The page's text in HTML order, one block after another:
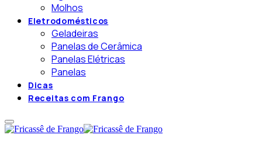
Molhos
Eletrodomésticos
Geladeiras
Panelas de Cerâmica
Panelas Elétricas
Panelas
Dicas
Receitas com Frango